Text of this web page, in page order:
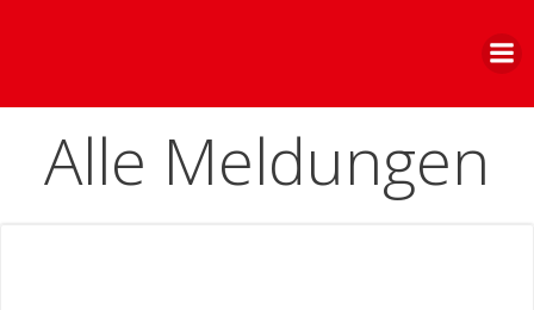
Alle Meldungen